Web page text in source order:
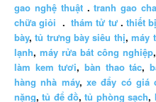
gao nghệ thuật.tranh gao
chữa giỏi .thám tử tư.thiết
bày,tủ trưng bày siêu thị,máy
lạnh, máy rửa bát công nghiệp,
làm kem tươi,bàn thao tác,
hàng nhà máy, xe đẩy có giá
nặng,tủ để đồ,tủ phòng sạch,